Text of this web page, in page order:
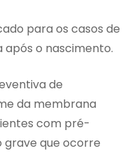
para os casos de
o nascimento.
de
da membrana
com pré-
que ocorre